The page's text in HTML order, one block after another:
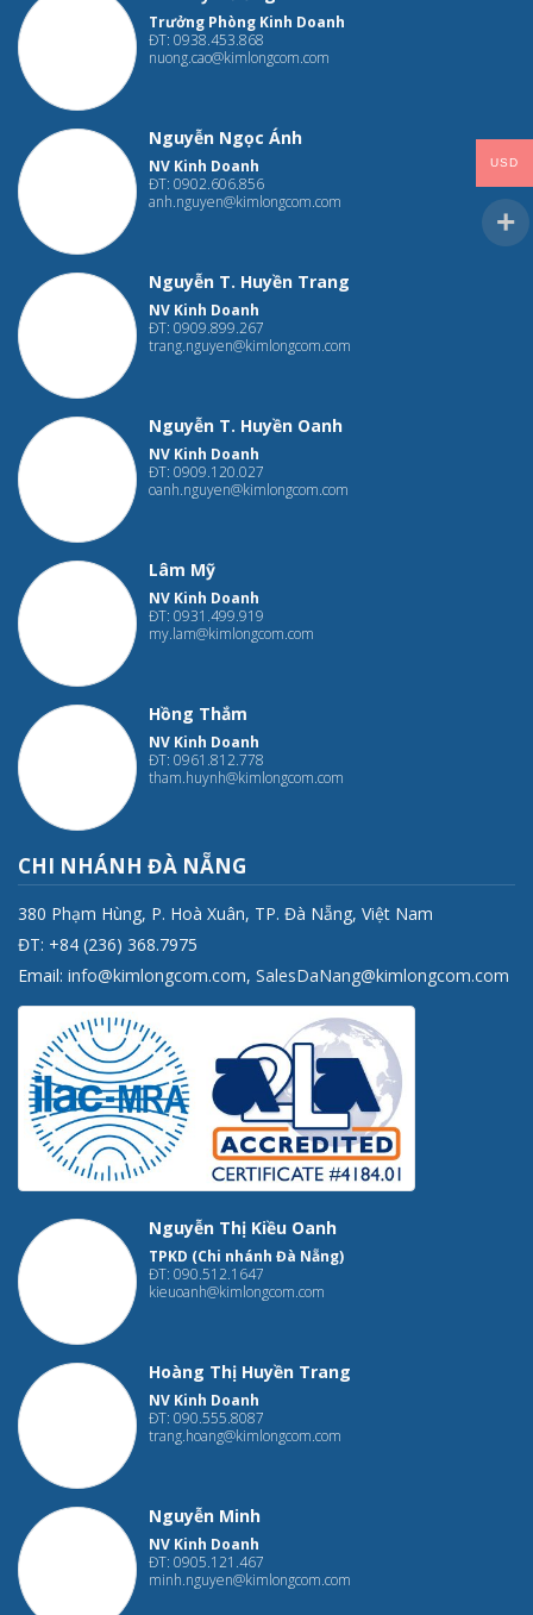
Trưởng Phòng Kinh Doanh
ĐT: 0938.453.868
nuong.cao@kimlongcom.com
Nguyễn Ngọc Ánh
NV Kinh Doanh
ĐT: 0902.606.856
anh.nguyen@kimlongcom.com
Nguyễn T. Huyền Trang
NV Kinh Doanh
ĐT: 0909.899.267
trang.nguyen@kimlongcom.com
Nguyễn T. Huyền Oanh
NV Kinh Doanh
ĐT: 0909.120.027
oanh.nguyen@kimlongcom.com
Lâm Mỹ
NV Kinh Doanh
ĐT: 0931.499.919
my.lam@kimlongcom.com
Hồng Thắm
NV Kinh Doanh
ĐT: 0961.812.778
tham.huynh@kimlongcom.com
CHI NHÁNH ĐÀ NẴNG
380 Phạm Hùng, P. Hoà Xuân, TP. Đà Nẵng, Việt Nam
ĐT: +84 (236) 368.7975
Email: info@kimlongcom.com, SalesDaNang@kimlongcom.com
Nguyễn Thị Kiều Oanh
TPKD (Chi nhánh Đà Nẵng)
ĐT: 090.512.1647
kieuoanh@kimlongcom.com
Hoàng Thị Huyền Trang
NV Kinh Doanh
ĐT: 090.555.8087
trang.hoang@kimlongcom.com
Nguyễn Minh
NV Kinh Doanh
ĐT: 0905.121.467
minh.nguyen@kimlongcom.com
USD